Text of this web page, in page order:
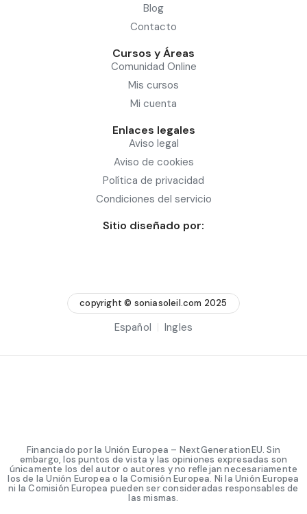
Blog
Contacto
Cursos y Áreas
Comunidad Online
Mis cursos
Mi cuenta
Enlaces legales
Aviso legal
Aviso de cookies
Política de privacidad
Condiciones del servicio
Sitio diseñado por:
copyright © soniasoleil.com 2025
Español Ingles
Financiado por la Unión Europea – NextGenerationEU. Sin
embargo, los puntos de vista y las opiniones expresadas son
únicamente los del autor o autores y no reflejan necesariamente
los de la Unión Europea o la Comisión Europea. Ni la Unión Europea
ni la Comisión Europea pueden ser consideradas responsables de
las mismas.